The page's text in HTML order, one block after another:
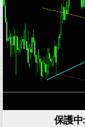
保護中